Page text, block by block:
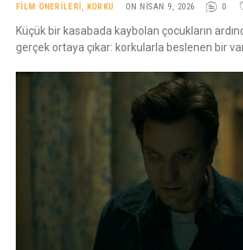
FILM ÖNERILERI, KORKU ON NISAN 9, 2026 0
Küçük bir kasabada kaybolan çocukların
gerçek ortaya çıkar: korkularla beslenen bir